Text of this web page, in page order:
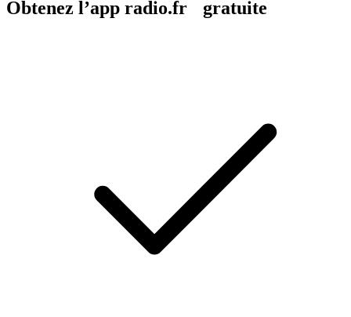
Obtenez l’app radio.fr gratuite